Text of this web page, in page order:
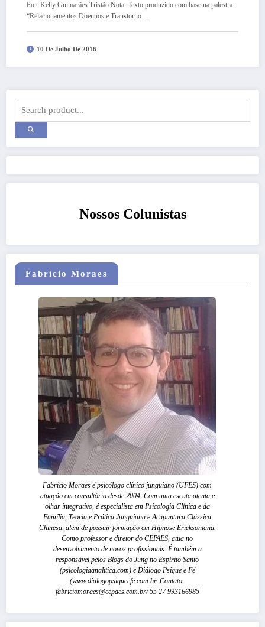
Por Kelly Guimarães Tristão Nota: Texto produzido com base na palestra
“Relacionamentos Doentios e Transtorno…
10 De Julho De 2016
Nossos Colunistas
Fabrício Moraes
Fabrício Moraes é psicólogo clínico junguiano (UFES) com
atuação em consultório desde 2004. Com uma escuta atenta e
olhar integrativo, é especialista em Psicologia Clínica e da
Família, Teoria e Prática Junguiana e Acupuntura Clássica
Chinesa, além de possuir formação em Hipnose Ericksoniana.
Como professor e diretor do CEPAES, atua no
desenvolvimento de novos profissionais. É também a
responsável pelos Blogs do Jung no Espírito Santo
(psicologiaanalitica.com) e Diálogo Psique e Fé
(www.dialogopsiqueefe.com.br. Contato:
fabriciomoraes@cepaes.com.br/ 55 27 993166985